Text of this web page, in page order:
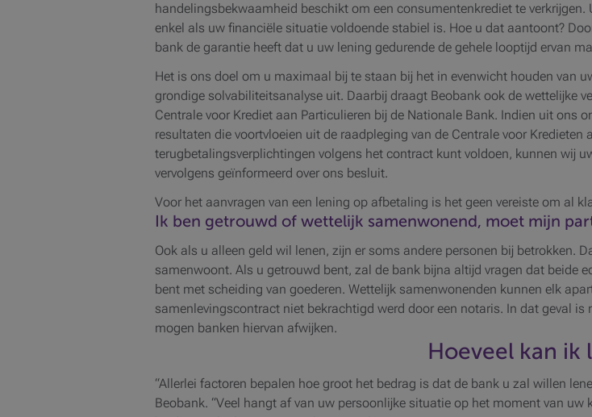
handelingsbekwaamheid beschikt om een consumentenkrediet te
enkel als uw financiële situatie voldoende stabiel is. Hoe u dat aantoont?
bank de garantie heeft dat u uw lening gedurende de gehele looptijd ervan
Het is ons doel om u maximaal bij te staan bij het in evenwicht houden van
grondige solvabiliteitsanalyse uit. Daarbij draagt Beobank ook de wettelijke
Centrale voor Krediet aan Particulieren bij de Nationale Bank. Indien uit ons
resultaten die voortvloeien uit de raadpleging van de Centrale voor
terugbetalingsverplichtingen volgens het contract kunt voldoen, kunnen wij
vervolgens geïnformeerd over ons besluit.
Voor het aanvragen van een lening op afbetaling is het geen vereiste om al
Ik ben getrouwd of wettelijk samenwonend, moet mijn
Ook als u alleen geld wil lenen, zijn er soms andere personen bij betrokken.
samenwoont. Als u getrouwd bent, zal de bank bijna altijd vragen dat beide
bent met scheiding van goederen. Wettelijk samenwonenden kunnen elk
samenlevingscontract niet bekrachtigd werd door een notaris. In dat geval
mogen banken hiervan afwijken.
Hoeveel kan ik
“Allerlei factoren bepalen hoe groot het bedrag is dat de bank u zal willen
Beobank. “Veel hangt af van uw persoonlijke situatie op het moment van